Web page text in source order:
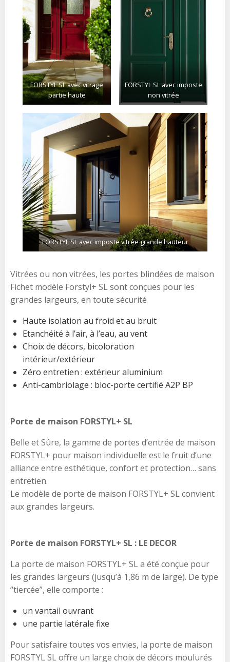
FORSTYL SL avec vitrage
partie haute
FORSTYL SL avec imposte
non vitrée
FORSTYL SL avec imposte vitrée grande hauteur
Vitrées ou non vitrées, les portes blindées de maison
Fichet modèle Forstyl+ SL sont conçues pour les
grandes largeurs, en toute sécurité
Haute isolation au froid et au bruit
Etanchéité à l’air, à l’eau, au vent
Choix de décors, bicoloration
intérieur/extérieur
Zéro entretien : extérieur aluminium
Anti-cambriolage : bloc-porte certifié A2P BP
Porte de maison FORSTYL+ SL
Belle et Sûre, la gamme de portes d’entrée de maison
FORSTYL+ pour maison individuelle est le fruit d’une
alliance entre esthétique, confort et protection… sans
entretien.
Le modèle de porte de maison FORSTYL+ SL convient
aux grandes largeurs.
Porte de maison FORSTYL+ SL : LE DECOR
La porte de maison FORSTYL+ SL a été conçue pour
les grandes largeurs (jusqu’à 1,86 m de large). De type
“tiercée”, elle comporte :
un vantail ouvrant
une partie latérale fixe
Pour satisfaire toutes vos envies, la porte de maison
FORSTYL SL offre un large choix de décors moulurés